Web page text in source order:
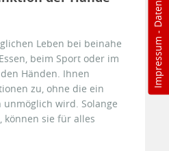
Impressum
-
Leben bei beinahe
beim Sport oder im
Händen. Ihnen
zu, ohne die ein
wird. Solange
können sie für alles